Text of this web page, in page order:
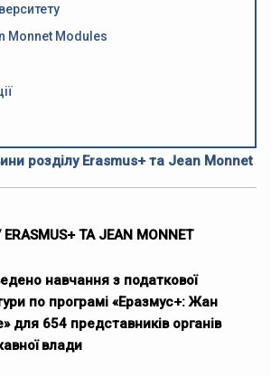
Monnet Modules
розділу Erasmus+ та Jean Monnet
ТА JEAN MONNET
навчання з податкової
по програмі «Еразмус+: Жан
для 654 представників органів
влади